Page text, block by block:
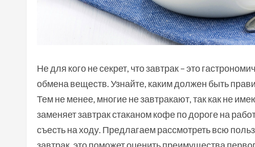
Не для кого не секрет, что завтрак – это
обмена веществ. Узнайте, каким должен быть
Тем не менее, многие не завтракают, так как не
заменяет завтрак стаканом кофе по дороге на
съесть на ходу. Предлагаем рассмотреть всю